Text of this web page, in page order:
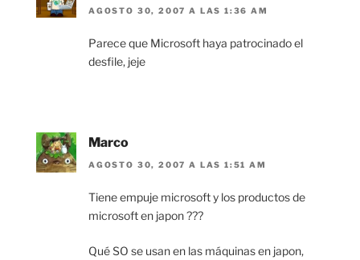
AGOSTO 30, 2007 A LAS 1:36 AM
Parece que Microsoft haya patrocinado el
desfile, jeje
Marco
AGOSTO 30, 2007 A LAS 1:51 AM
Tiene empuje microsoft y los productos de
microsoft en japon ???
Qué SO se usan en las máquinas en japon,